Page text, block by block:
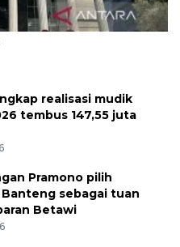
Agama perihal isbat
realisasi mudik
tembus 147,55 juta
Pramono pilih
sebagai tuan
Betawi